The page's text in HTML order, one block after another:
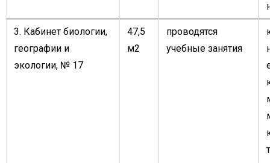
3. Кабинет биологии,
географии и
экологии, № 17
47,5
м2
проводятся
учебные занятия